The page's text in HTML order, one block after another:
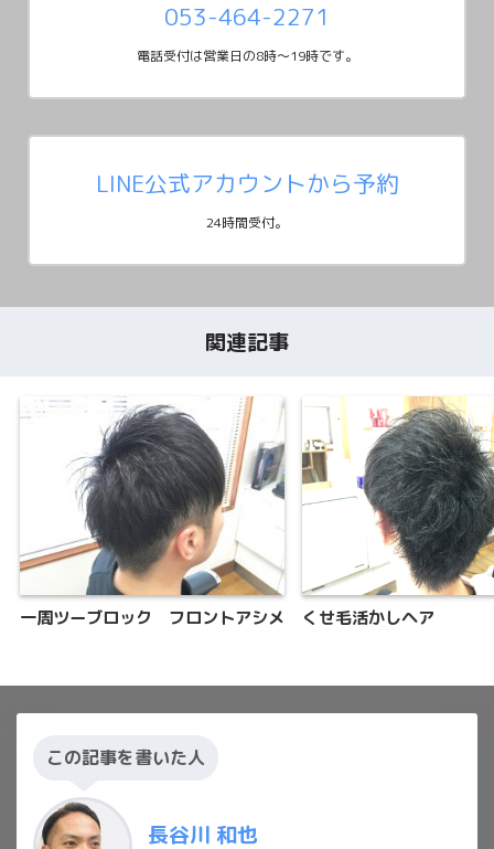
053-464-2271
電話受付は営業日の8時～19時です。
LINE公式アカウントから予約
24時間受付。
関連記事
一周ツーブロック フロントアシメ くせ毛活かしヘア
この記事を書いた人
長谷川 和也